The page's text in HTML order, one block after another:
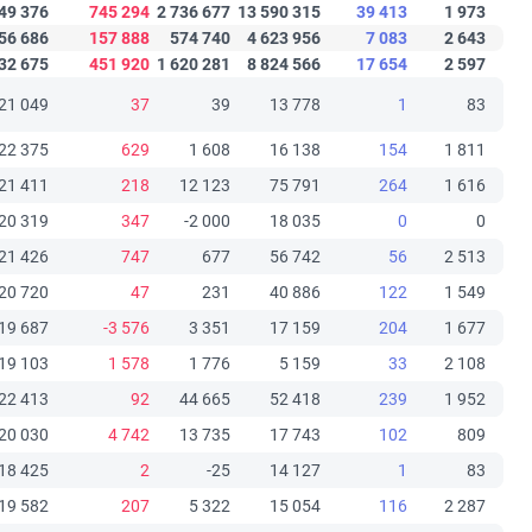
376 745 294 2 736 677 13 590 315 39 413
1 973
686
157 888 574 740 4 623 956 7 083
2 643
675
451 920 1 620 281 8 824 566 17 654 2 597
049 37 39 13 778 1 83
375 629 1 608 16 138 154
1 811
411
218 12 123 75 791 264
1 616
319
347 -2 000 18 035 0
0
426
747 677 56 742 56
2 513
720
47 231 40 886 122
1 549
687
-3 576 3 351 17 159 204
1 677
103
1 578 1 776 5 159 33
2 108
413
92 44 665 52 418 239
1 952
030
4 742 13 735 17 743 102
809
425
2 -25 14 127 1
83
582
207 5 322 15 054 116 2 287